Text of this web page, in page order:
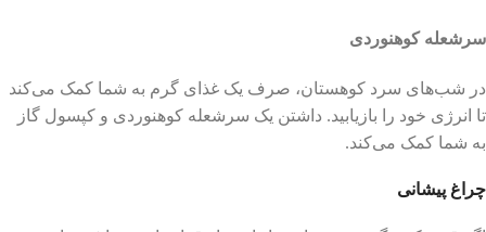
سرشعله کوهنوردی
در شب‌های سرد کوهستان، صرف یک غذای گرم به شما کمک می‌کند
تا انرژی خود را بازیابید. داشتن یک سرشعله کوهنوردی و کپسول گاز
به شما کمک می‌کند.
چراغ پیشانی